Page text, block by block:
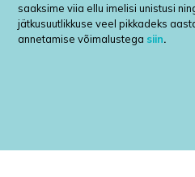
saaksime viia ellu imelisi unistusi
jätkusuutlikkuse veel pikkadeks
annetamise võimalustega siin.